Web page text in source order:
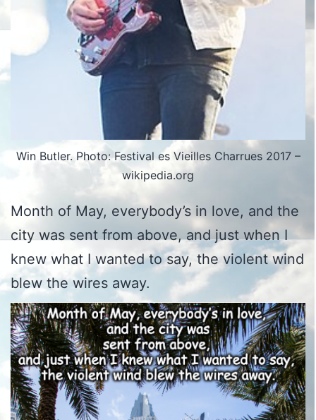
Win Butler. Photo: Festival es Vieilles Charrues 2017 –
wikipedia.org
Month of May, everybody’s in love, and the
city was sent from above, and just when I
knew what I wanted to say, the violent wind
blew the wires away.